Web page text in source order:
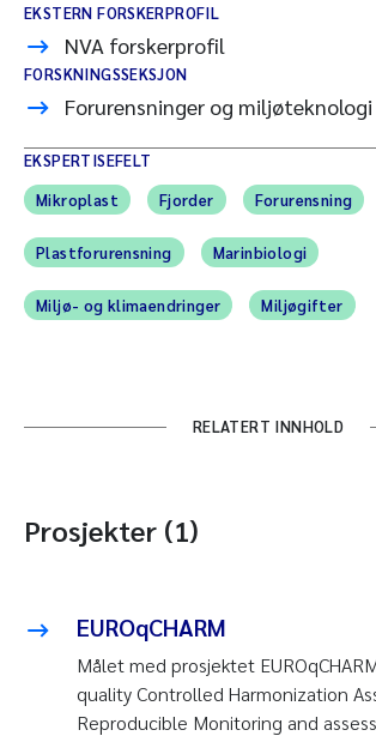
EKSTERN FORSKERPROFIL
NVA forskerprofil
FORSKNINGSSEKSJON
Forurensninger og miljøteknologi
EKSPERTISEFELT
Mikroplast
Fjorder Forurensning
Plastforurensning Marinbiologi
Miljø- og klimaendringer Miljøgifter
RELATERT INNHOLD
Prosjekter (1)
EUROqCHARM
Målet med prosjektet
quality Controlled Harmonization
Reproducible Monitoring and